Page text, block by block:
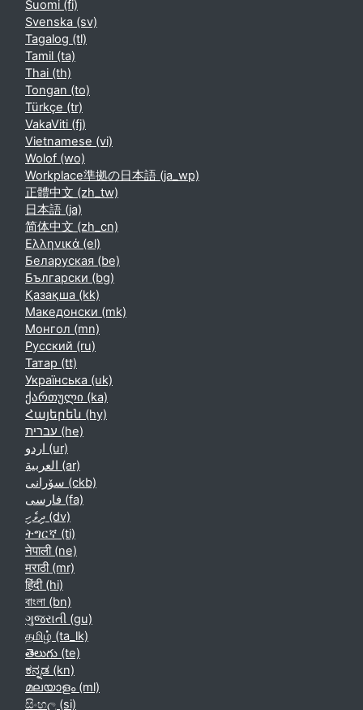
Suomi ‎(fi)‎
Svenska ‎(sv)‎
Tagalog ‎(tl)‎
Tamil ‎(ta)‎
Thai ‎(th)‎
Tongan ‎(to)‎
Türkçe ‎(tr)‎
VakaViti ‎(fj)‎
Vietnamese ‎(vi)‎
Wolof ‎(wo)‎
Workplace準拠の日本語 ‎(ja_wp)‎
正體中文 ‎(zh_tw)‎
日本語 ‎(ja)‎
简体中文 ‎(zh_cn)‎
Ελληνικά ‎(el)‎
Беларуская ‎(be)‎
Български ‎(bg)‎
Қазақша ‎(kk)‎
Македонски ‎(mk)‎
Монгол ‎(mn)‎
Русский ‎(ru)‎
Татар ‎(tt)‎
Українська ‎(uk)‎
ქართული ‎(ka)‎
Հայերեն ‎(hy)‎
עברית ‎(he)‎
اردو ‎(ur)‎
العربية ‎(ar)‎
سۆرانی ‎(ckb)‎
فارسی ‎(fa)‎
ދިވެހި ‎(dv)‎
ትግርኛ ‎(ti)‎
नेपाली ‎(ne)‎
मराठी ‎(mr)‎
हिंदी ‎(hi)‎
বাংলা ‎(bn)‎
ગુજરાતી ‎(gu)‎
தமிழ் ‎(ta_lk)‎
తెలుగు ‎(te)‎
ಕನ್ನಡ ‎(kn)‎
മലയാളം ‎(ml)‎
සිංහල ‎(si)‎